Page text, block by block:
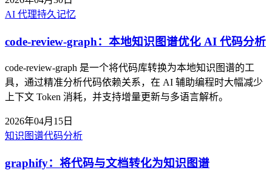
AI 代理持久记忆
code-review-graph：本地知识图谱优化 AI 代码分析
code-review-graph 是一个将代码库转换为本地知识图谱的工
具，通过精准分析代码依赖关系，在 AI 辅助编程时大幅减少
上下文 Token 消耗，并支持增量更新与多语言解析。
2026年04月15日
知识图谱代码分析
graphify：将代码与文档转化为知识图谱